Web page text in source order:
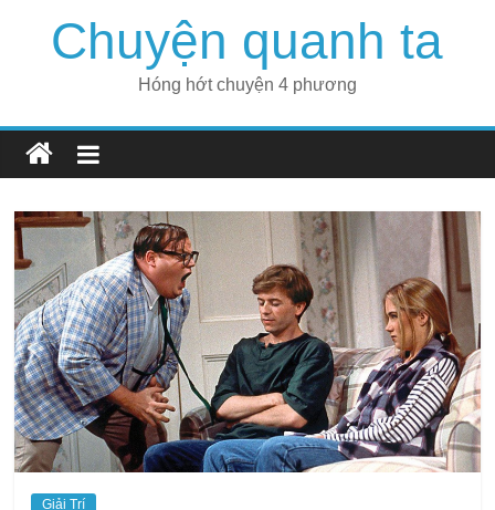
Chuyện quanh ta
Hóng hớt chuyện 4 phương
Giải Trí